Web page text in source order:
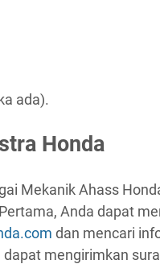
ada).
Honda
Mekanik Ahass
Anda dapat
dan mencari
mengirimkan